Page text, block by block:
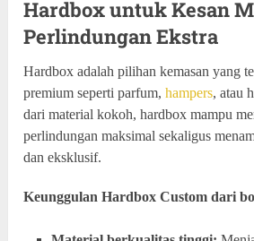
Hardbox untuk Kesan
Perlindungan Ekstra
Hardbox adalah pilihan kemasan yang
premium seperti parfum,hampers, atau
dari material kokoh, hardbox mampu
perlindungan maksimal sekaligus
dan eksklusif.
Keunggulan Hardbox Custom dari